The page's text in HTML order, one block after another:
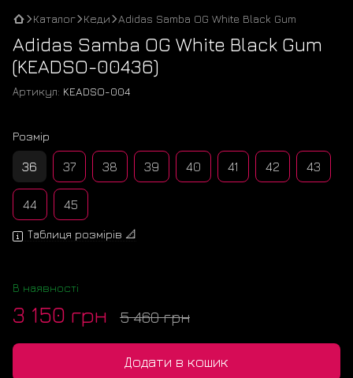
Каталог Кеди Adidas Samba OG White Black Gum
Adidas Samba OG White Black Gum
(KEADSO-00436)
Артикул: KEADSO-004
Розмір
36 37 38 39 40 41 42 43
44 45
Таблиця розмірів 📐
В наявності
3 150 грн 5 460 грн
Додати в кошик